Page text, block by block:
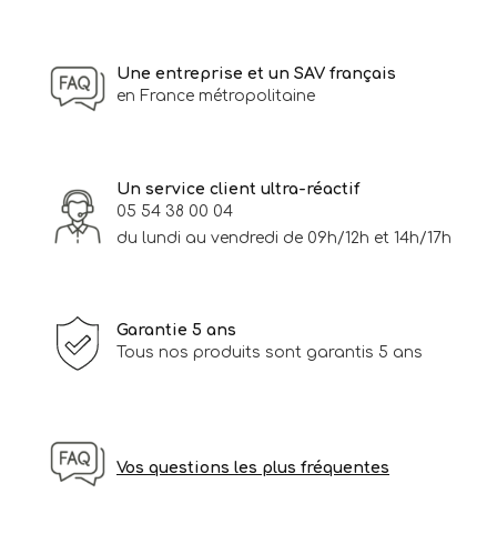
Une entreprise et un SAV français
en France métropolitaine
Un service client ultra-réactif
05 54 38 00 04
du lundi au vendredi de 09h/12h et 14h/17h
Garantie 5 ans
Tous nos produits sont garantis 5 ans
Vos questions les plus fréquentes